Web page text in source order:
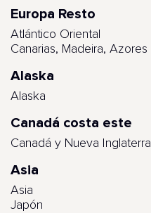
Europa Resto
Atlántico Oriental
Canarias, Madeira, Azores
Alaska
Alaska
Canadá costa este
Canadá y Nueva Inglaterra
Asia
Asia
Japón